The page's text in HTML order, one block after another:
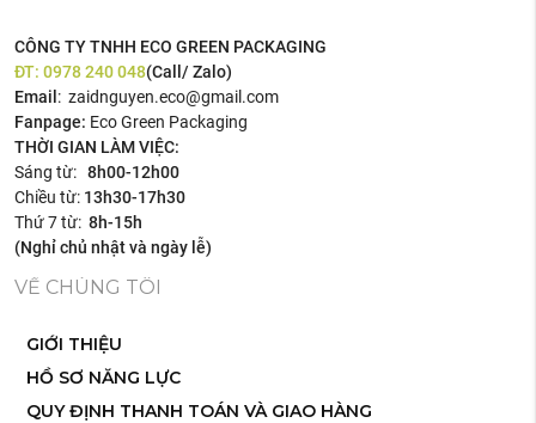
CÔNG TY TNHH ECO GREEN PACKAGING
ĐT:0978 240 048(Call/ Zalo)
Email : zaidnguyen.eco@gmail.com
Fanpage: Eco Green Packaging
THỜI GIAN LÀM VIỆC:
Sáng từ:8h00-12h00
Chiều từ: 13h30-17h30
Thứ 7 từ:8h-15h
(Nghỉ chủ nhật và ngày lễ)
VỀ CHÚNG TÔI
GIỚI THIỆU
HỒ SƠ NĂNG LỰC
QUY ĐỊNH THANH TOÁN VÀ GIAO HÀNG